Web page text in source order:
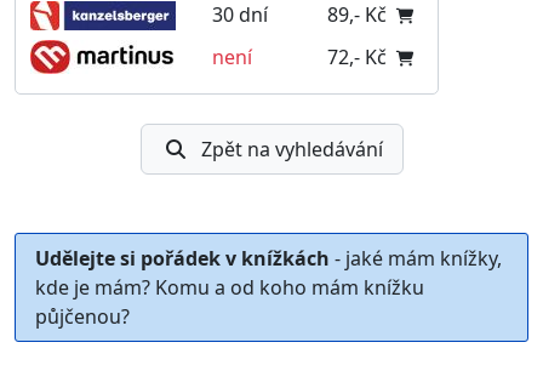
30 dní
89,- Kč
není
72,- Kč
Zpět na vyhledávání
Udělejte si pořádek v knížkách - jaké mám knížky,
kde je mám? Komu a od koho mám knížku
půjčenou?